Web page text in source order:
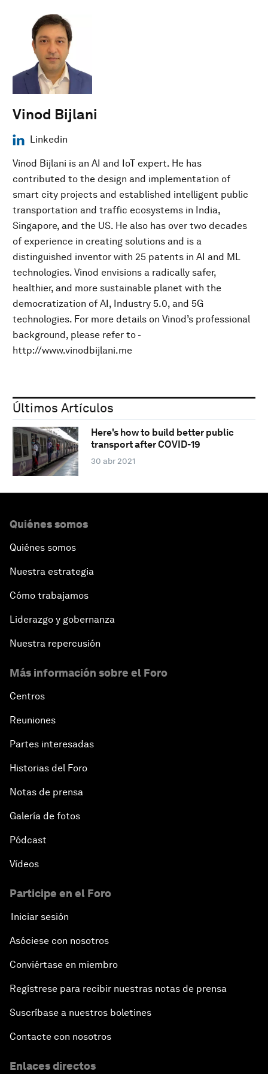
Vinod Bijlani
Linkedin
Vinod Bijlani is an AI and IoT expert. He has
contributed to the design and implementation of
smart city projects and established intelligent public
transportation and traffic ecosystems in India,
Singapore, and the US. He also has over two decades
of experience in creating solutions and is a
distinguished inventor with 25 patents in AI and ML
technologies. Vinod envisions a radically safer,
healthier, and more sustainable planet with the
democratization of AI, Industry 5.0, and 5G
technologies. For more details on Vinod’s professional
background, please refer to -
http://www.vinodbijlani.me
Últimos Artículos
Here's how to build better public
transport after COVID-19
30 abr 2021
Quiénes somos
Quiénes somos
Nuestra estrategia
Cómo trabajamos
Liderazgo y gobernanza
Nuestra repercusión
Más información sobre el Foro
Centros
Reuniones
Partes interesadas
Historias del Foro
Notas de prensa
Galería de fotos
Pódcast
Vídeos
Participe en el Foro
Iniciar sesión
Asóciese con nosotros
Conviértase en miembro
Regístrese para recibir nuestras notas de prensa
Suscríbase a nuestros boletines
Contacte con nosotros
Enlaces directos